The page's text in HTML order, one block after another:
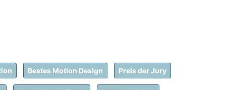
Bestes Motion Design Preis der Jury